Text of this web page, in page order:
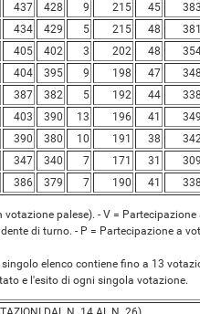
437 428 9 215 45 383
434 429 5 215 48 381
405 402 3 202 48
404 395 9 198 47 348
387 382 5 192 44 338
403 390 13 196 41 349
390 380 10 191 38
347 340 7 171 31 309
386 379 7 190 41 338
palese). - V =
di turno. - P = Partecipazione a
elenco contiene fino a 13
e l'esito di ogni singola votazione.